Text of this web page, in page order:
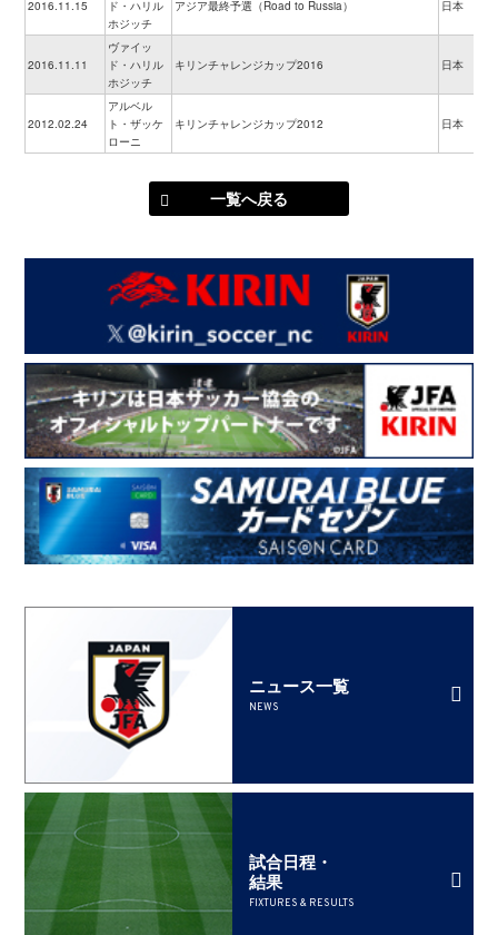
2016.11.15
ド・ハリル
ホジッチ
アジア最終予選（Road to Russia） 日本
2016.11.11
ヴァイッ
ド・ハリル
ホジッチ
キリンチャレンジカップ2016 日本
2012.02.24
アルベル
ト・ザッケ
ローニ
キリンチャレンジカップ2012 日本
一覧へ戻る
ニュース一覧
NEWS
試合日程・
結果
FIXTURES & RESULTS